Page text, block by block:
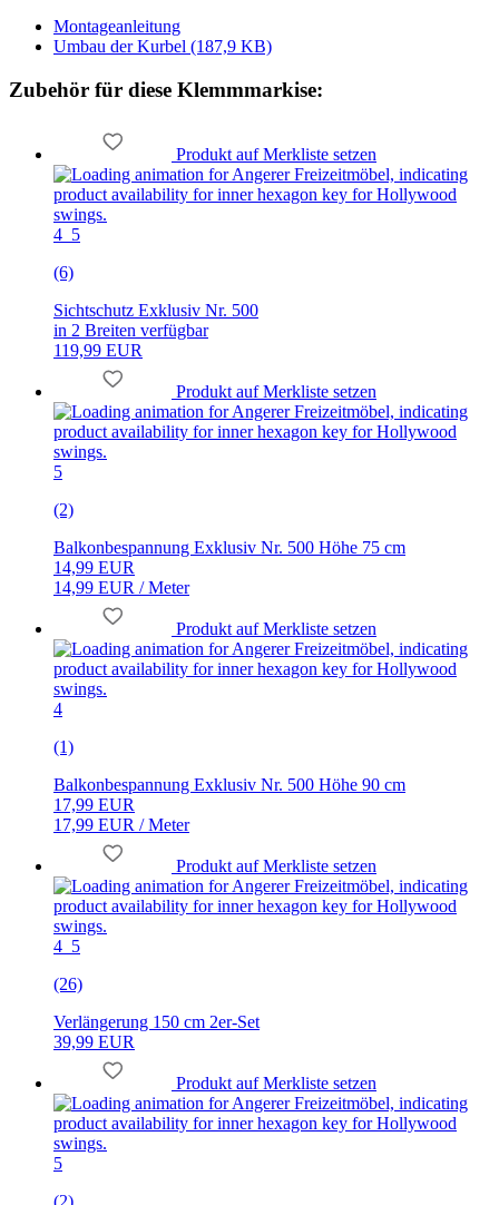
Montageanleitung
Umbau der Kurbel (187,9 KB)
Zubehör für diese Klemmmarkise:
Produkt auf Merkliste setzen
4_5
(6)
Sichtschutz Exklusiv Nr. 500
in 2 Breiten verfügbar
119,99 EUR
Produkt auf Merkliste setzen
5
(2)
Balkonbespannung Exklusiv Nr. 500 Höhe 75 cm
14,99 EUR
14,99 EUR / Meter
Produkt auf Merkliste setzen
4
(1)
Balkonbespannung Exklusiv Nr. 500 Höhe 90 cm
17,99 EUR
17,99 EUR / Meter
Produkt auf Merkliste setzen
4_5
(26)
Verlängerung 150 cm 2er-Set
39,99 EUR
Produkt auf Merkliste setzen
5
(2)